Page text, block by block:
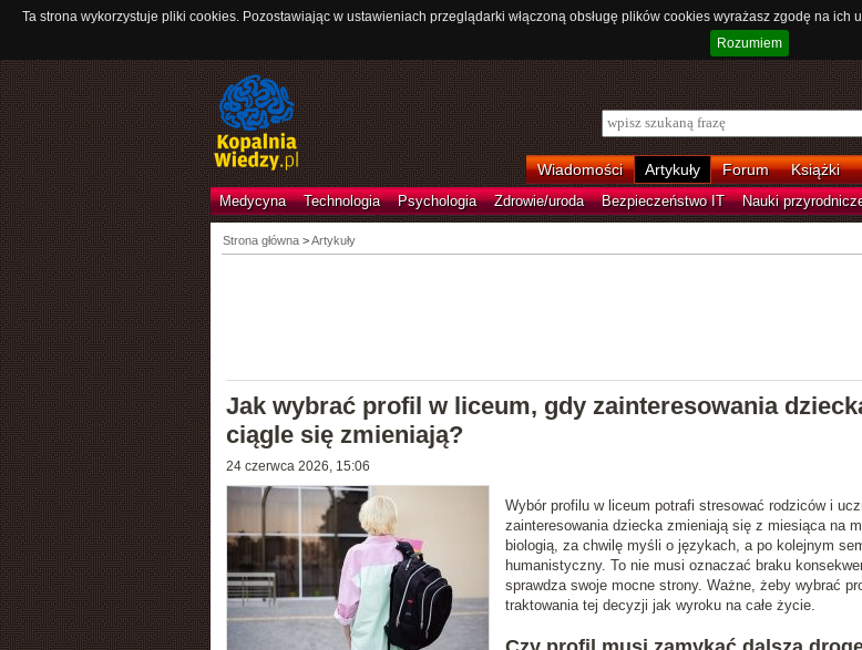
Ta strona wykorzystuje pliki cookies. Pozostawiając w ustawieniach przeglądarki włączoną obsługę plików cookies wyrażasz zgodę na
Rozumiem
Wiadomości Artykuły Forum Książki
Medycyna Technologia Psychologia Zdrowie/uroda Bezpieczeństwo IT Nauki
Strona główna>Artykuły
Jak wybrać profil w liceum, gdy zainteresowania
ciągle się zmieniają?
24 czerwca 2026, 15:06
Wybór profilu w liceum potrafi stresować rodziców i
zainteresowania dziecka zmieniają się z miesiąca na
biologią, za chwilę myśli o językach, a po kolejnym
humanistyczny. To nie musi oznaczać braku
sprawdza swoje mocne strony. Ważne, żeby wybrać
traktowania tej decyzji jak wyroku na całe życie.